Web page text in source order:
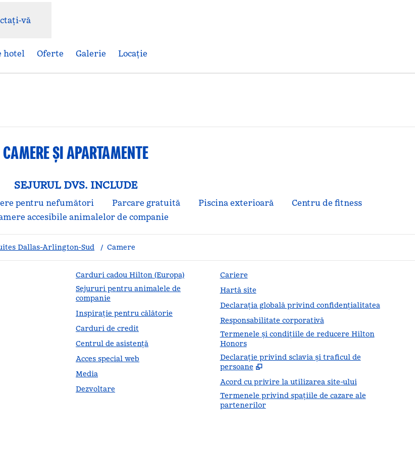
vă
hotel Oferte Galerie Locaţie
CAMERE ȘI APARTAMENTE
SEJURUL DVS. INCLUDE
pentru nefumători Parcare gratuită Piscina exterioară
Centru de fitness
accesibile animalelor de companie
Dallas-Arlington-Sud / Camere
Carduri cadou Hilton (Europa)
Sejururi pentru animalele de
companie
Inspirație pentru călătorie
Carduri de credit
Centrul de asistență
Acces special web
Media
Dezvoltare
Cariere
Hartă site
Declarația globală privind confidenţialitatea
Responsabilitate corporativă
Termenele și condițiile de reducere Hilton
Honors
Declarație privind sclavia și traficul de
persoane
Acord cu privire la utilizarea site-ului
Termenele privind spațiile de cazare ale
partenerilor